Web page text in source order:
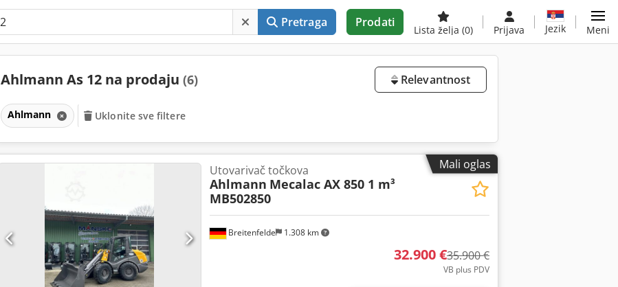
Pretraga Prodati
Lista želja (0) Prijava Jezik Meni
Ahlmann As 12 na prodaju (6) Relevantnost
Ahlmann Uklonite sve filtere
Mali oglas
Breitenfelde 1.308 km
Utovarivač točkova
Ahlmann Mecalac AX 850 1 m³
MB502850
32.900 €35.900 €
VB plus PDV